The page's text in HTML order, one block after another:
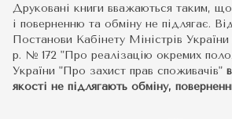
Друковані книги вважаються таким,
і поверненню та обміну не підлягає.
Постанови Кабінету Міністрів України
р. № 172 "Про реалізацію окремих
України "Про захист прав споживачів"
якості не підлягають обміну,